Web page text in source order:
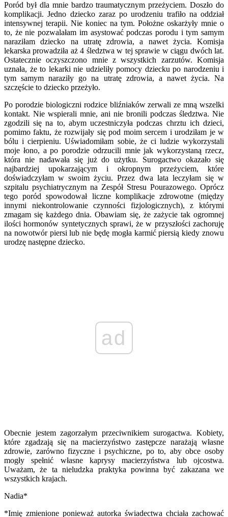
Poród był dla mnie bardzo traumatycznym przeżyciem. Doszło do
komplikacji. Jedno dziecko zaraz po urodzeniu trafiło na oddział
intensywnej terapii. Nie koniec na tym. Położne oskarżyły mnie o
to, że nie pozwalałam im asystować podczas porodu i tym samym
naraziłam dziecko na utratę zdrowia, a nawet życia. Komisja
lekarska prowadziła aż 4 śledztwa w tej sprawie w ciągu dwóch lat.
Ostatecznie oczyszczono mnie z wszystkich zarzutów. Komisja
uznała, że to lekarki nie udzieliły pomocy dziecku po narodzeniu i
tym samym naraziły go na utratę zdrowia, a nawet życia. Na
szczęście to dziecko przeżyło.
Po porodzie biologiczni rodzice bliźniaków zerwali ze mną wszelki
kontakt. Nie wspierali mnie, ani nie bronili podczas śledztwa. Nie
zgodzili się na to, abym uczestniczyła podczas chrztu ich dzieci,
pomimo faktu, że rozwijały się pod moim sercem i urodziłam je w
bólu i cierpieniu. Uświadomiłam sobie, że ci ludzie wykorzystali
moje łono, a po porodzie odrzucili mnie jak wykorzystaną rzecz,
która nie nadawała się już do użytku. Surogactwo okazało się
najbardziej upokarzającym i okropnym przeżyciem, które
doświadczyłam w swoim życiu. Przez dwa lata leczyłam się w
szpitalu psychiatrycznym na Zespół Stresu Pourazowego. Oprócz
tego poród spowodował liczne komplikacje zdrowotne (między
innymi niekontrolowanie czynności fizjologicznych), z którymi
zmagam się każdego dnia. Obawiam się, że zażycie tak ogromnej
ilości hormonów syntetycznych sprawi, że w przyszłości zachoruję
na nowotwór piersi lub nie będę mogła karmić piersią kiedy znowu
urodzę następne dziecko.
ad
Obecnie jestem zagorzałym przeciwnikiem surogactwa. Kobiety,
które zgadzają się na macierzyństwo zastępcze narażają własne
zdrowie, zarówno fizyczne i psychiczne, po to, aby obce osoby
mogły spełnić własne kaprysy macierzyństwa lub ojcostwa.
Uważam, że ta nieludzka praktyka powinna być zakazana we
wszystkich krajach.
Nadia*
*Imię zmienione ponieważ autorka świadectwa chciała zachować